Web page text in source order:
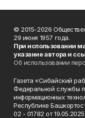
© 2015-2026
29 июня 1957 года.
При использовании
указание автора и
Об использовании
Газета «Сибайский
Федеральной службы
информационных
Республике
02 - 01782 от 19.05.2025